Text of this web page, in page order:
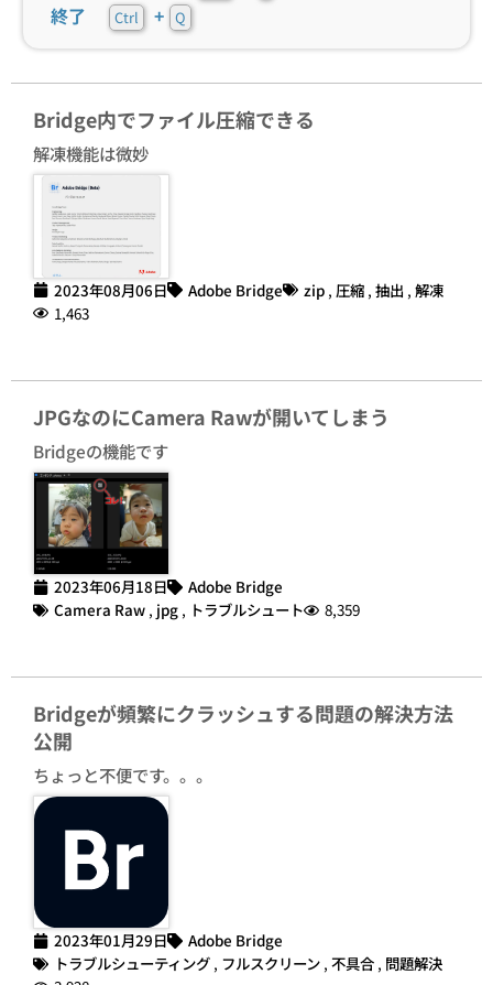
終了 Ctrl + Q
Bridge内でファイル圧縮できる
解凍機能は微妙
2023年08月06日 Adobe Bridge zip , 圧縮 , 抽出 , 解凍
1,463
JPGなのにCamera Rawが開いてしまう
Bridgeの機能です
2023年06月18日
Adobe Bridge
Camera Raw , jpg , トラブルシュート 8,359
Bridgeが頻繁にクラッシュする問題の解決方法
公開
ちょっと不便です。。。
2023年01月29日
Adobe Bridge
トラブルシューティング , フルスクリーン , 不具合 , 問題解決